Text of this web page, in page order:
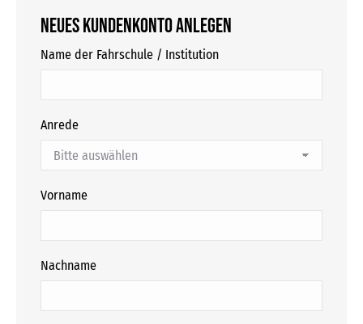
Neues Kundenkonto anlegen
Name der Fahrschule / Institution
Anrede
Vorname
Nachname